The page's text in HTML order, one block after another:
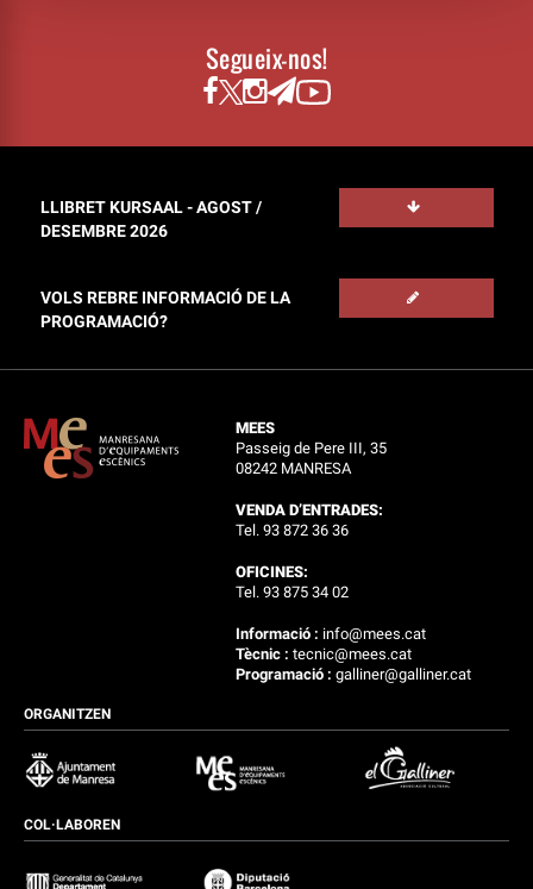
Segueix-nos!
LLIBRET KURSAAL - AGOST /
DESEMBRE 2026
VOLS REBRE INFORMACIÓ DE LA
PROGRAMACIÓ?
MEES
Passeig de Pere III, 35
08242 MANRESA
VENDA D’ENTRADES:
Tel. 93 872 36 36
OFICINES:
Tel. 93 875 34 02
Informació : info@mees.cat
Tècnic :tecnic@mees.cat
Programació :galliner@galliner.cat
ORGANITZEN
COL·LABOREN